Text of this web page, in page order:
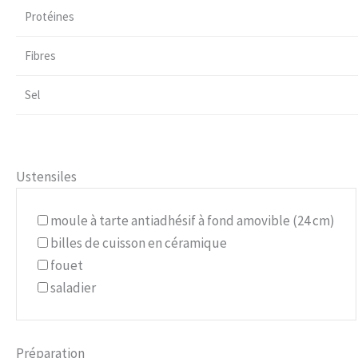
Protéines
Fibres
Sel
Ustensiles
moule à tarte antiadhésif à fond amovible (24 cm)
billes de cuisson en céramique
fouet
saladier
Préparation